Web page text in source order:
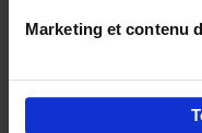
Marketing et contenu